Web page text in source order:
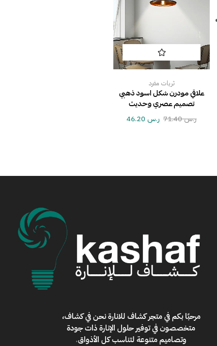
ثريات مفرد
علاقي مودرن شكل اسود ذهبي
تصميم عصري وحديث
ر.س71.40 ر.س
مرحبًا بكم فيمتجر كشاف للانارةنحن في كشاف،
متخصصون في توفير حلول الإنارة ذات جودة
وتصاميم متنوعة لتناسب كل الأذواق.